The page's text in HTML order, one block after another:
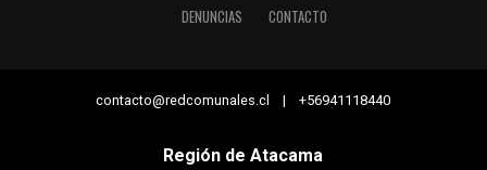
DENUNCIAS
CONTACTO
contacto@redcomunales.cl | +56941118440
Región de Atacama